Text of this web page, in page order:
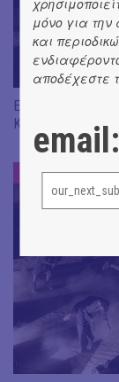
Είδαμε "Βάκχες"
Καλώς ήρθατε
ΕΝΤΥΠΩΣΕΙΣ
μόνο για την
και
αποδέχεστε
email: